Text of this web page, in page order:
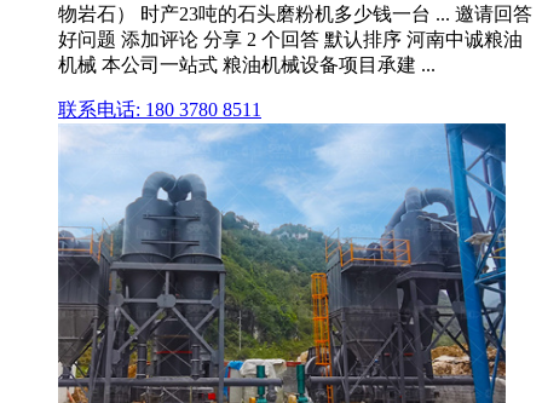
物岩石） 时产23吨的石头磨粉机多少钱一台 ... 邀请回答
好问题 添加评论 分享 2 个回答 默认排序 河南中诚粮油
机械 本公司一站式 粮油机械设备项目承建 ...
联系电话: 180 3780 8511